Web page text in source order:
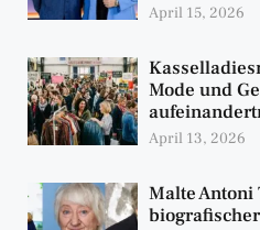
April 15, 2026
Mode und
April 13, 2026
Malte Antoni